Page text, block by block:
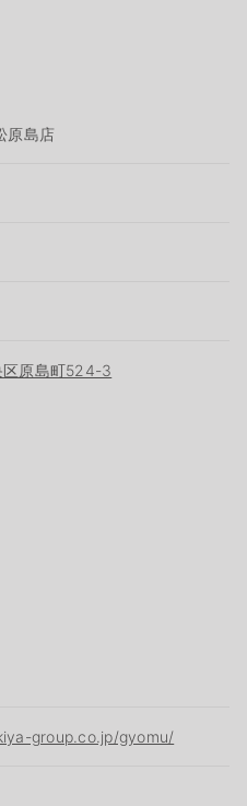
原島店
区原島町524-3
group.co.jp/gyomu/